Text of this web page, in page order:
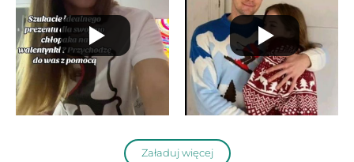
Załaduj więcej